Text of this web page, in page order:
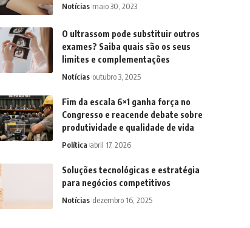
Notícias maio 30, 2023
O ultrassom pode substituir outros
exames? Saiba quais são os seus
limites e complementações
Notícias outubro 3, 2025
Fim da escala 6×1 ganha força no
Congresso e reacende debate sobre
produtividade e qualidade de vida
Política abril 17, 2026
Soluções tecnológicas e estratégia
para negócios competitivos
Notícias dezembro 16, 2025